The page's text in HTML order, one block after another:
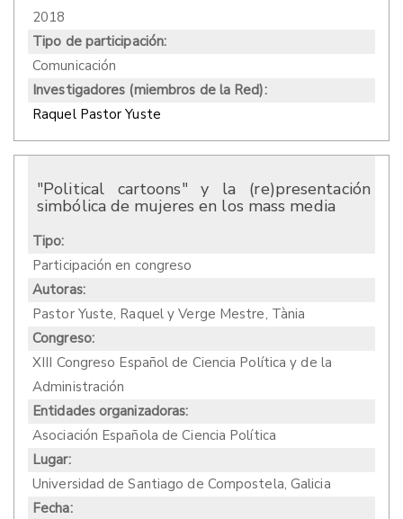
2018
Tipo de participación:
Comunicación
Investigadores (miembros de la Red):
Raquel Pastor Yuste
"Political cartoons" y la (re)presentación
simbólica de mujeres en los mass media
Tipo:
Participación en congreso
Autoras:
Pastor Yuste, Raquel y Verge Mestre, Tània
Congreso:
XIII Congreso Español de Ciencia Política y de la
Administración
Entidades organizadoras:
Asociación Española de Ciencia Política
Lugar:
Universidad de Santiago de Compostela, Galicia
Fecha: